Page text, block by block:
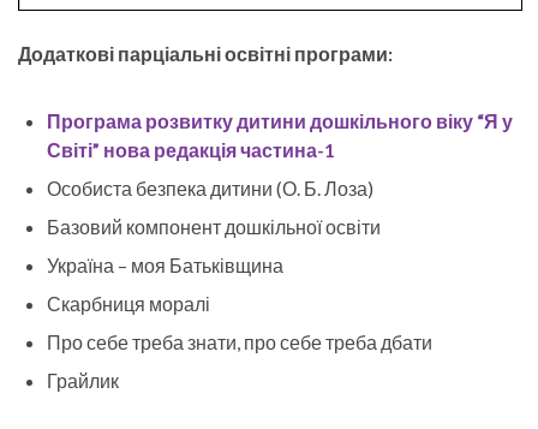
Додаткові парціальні освітні програми:
Програма розвитку дитини дошкільного віку “Я у
Світі” нова редакція частина-1
Особиста безпека дитини (О. Б. Лоза)
Базовий компонент дошкільної освіти
Україна – моя Батьківщина
Скарбниця моралі
Про себе треба знати, про себе треба дбати
Грайлик